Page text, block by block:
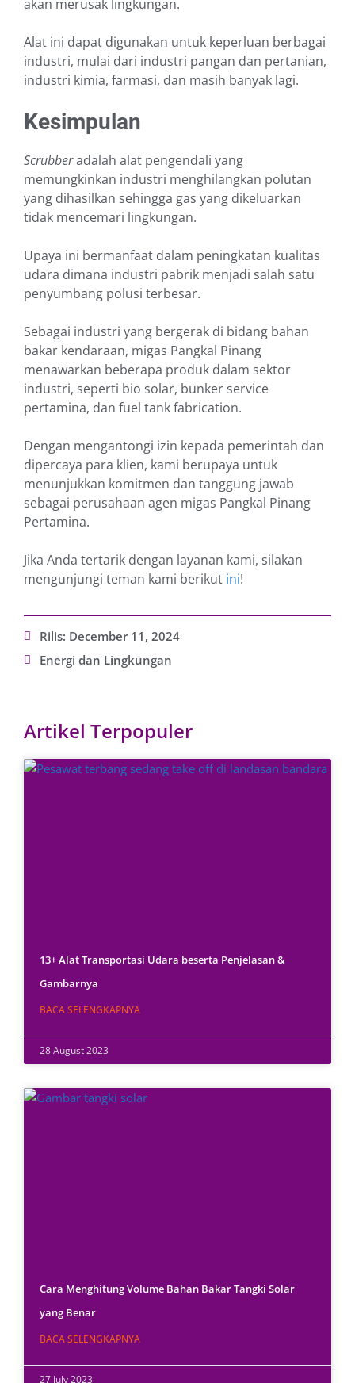
akan merusak lingkungan.
Alat ini dapat digunakan untuk keperluan berbagai
industri, mulai dari industri pangan dan pertanian,
industri kimia, farmasi, dan masih banyak lagi.
Kesimpulan
Scrubberadalah alat pengendali yang
memungkinkan industri menghilangkan polutan
yang dihasilkan sehingga gas yang dikeluarkan
tidak mencemari lingkungan.
Upaya ini bermanfaat dalam peningkatan kualitas
udara dimana industri pabrik menjadi salah satu
penyumbang polusi terbesar.
Sebagai industri yang bergerak di bidang bahan
bakar kendaraan, migas Pangkal Pinang
menawarkan beberapa produk dalam sektor
industri, seperti bio solar, bunker service
pertamina, dan fuel tank fabrication.
Dengan mengantongi izin kepada pemerintah dan
dipercaya para klien, kami berupaya untuk
menunjukkan komitmen dan tanggung jawab
sebagai perusahaan agen migas Pangkal Pinang
Pertamina.
Jika Anda tertarik dengan layanan kami, silakan
mengunjungi teman kami berikut ini!
Rilis: December 11, 2024
Energi dan Lingkungan
Artikel Terpopuler
13+ Alat Transportasi Udara beserta Penjelasan &
Gambarnya
BACA SELENGKAPNYA
28 August 2023
Cara Menghitung Volume Bahan Bakar Tangki Solar
yang Benar
BACA SELENGKAPNYA
27 July 2023